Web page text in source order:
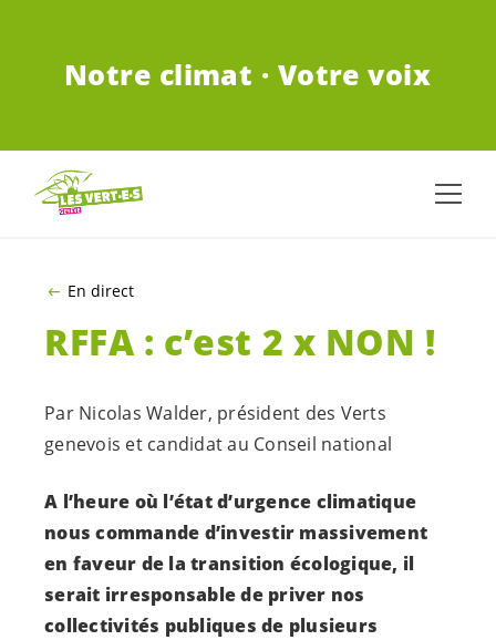
Notre climat · Votre voix
En direct
RFFA : c’est 2 x NON !
Par Nicolas Walder, président des Verts
genevois et candidat au Conseil national
A l’heure où l’état d’urgence climatique
nous commande d’investir massivement
en faveur de la transition écologique, il
serait irresponsable de priver nos
collectivités publiques de plusieurs